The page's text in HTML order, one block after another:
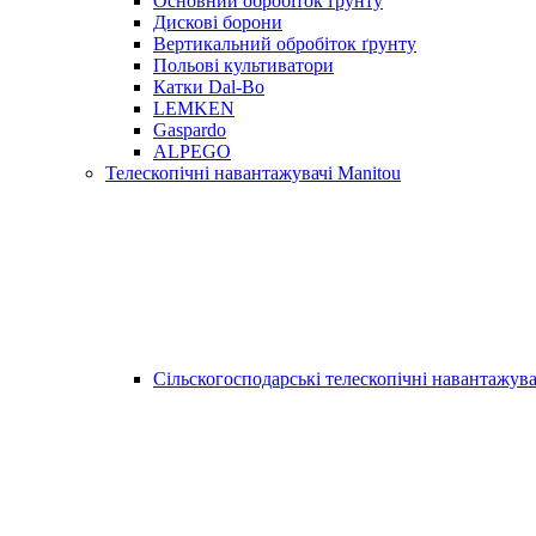
Дискові борони
Вертикальний обробіток ґрунту
Польові культиватори
Катки Dal-Bo
LEMKEN
Gaspardo
ALPEGO
Телескопічні навантажувачі Manitou
Сільскогосподарські телескопічні